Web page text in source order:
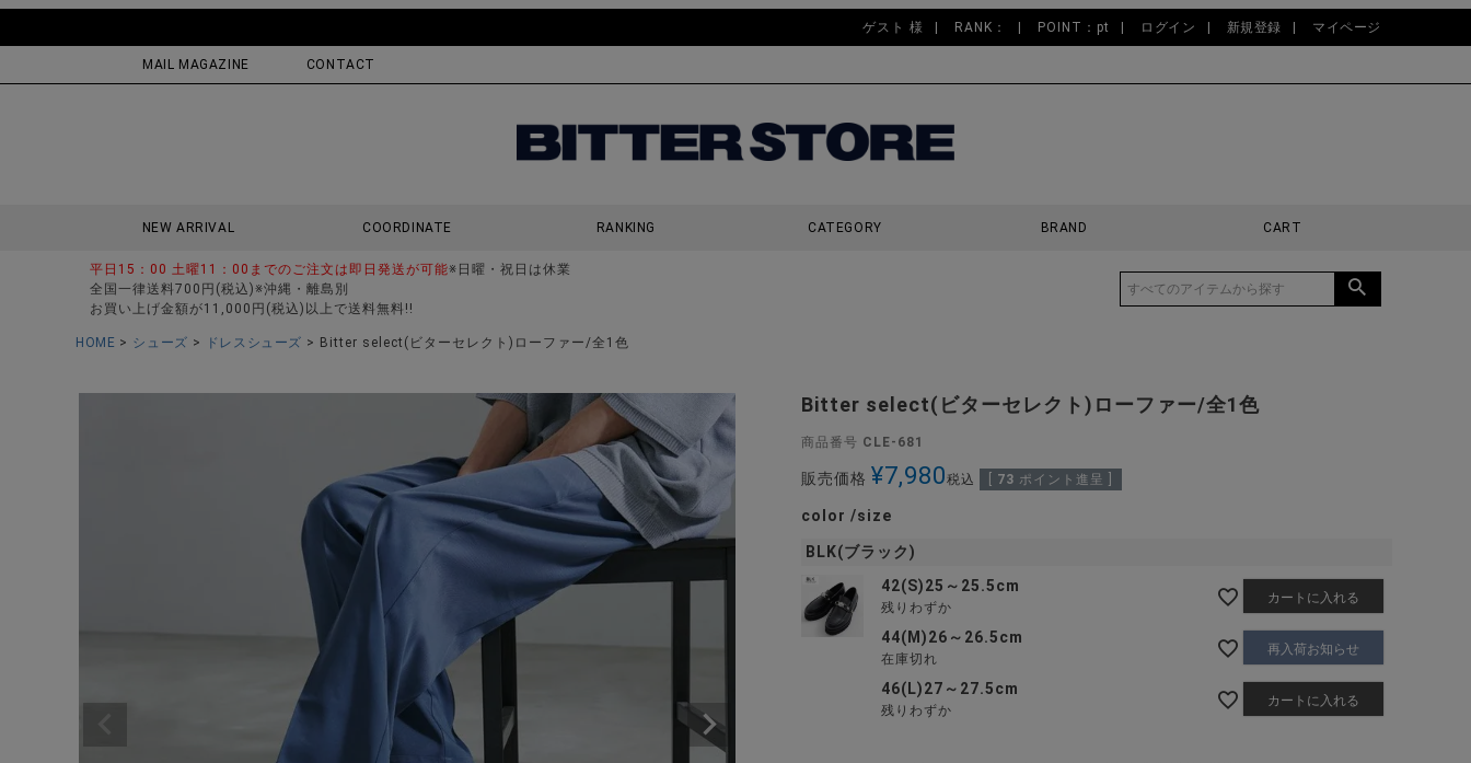
ゲスト 様 RANK： POINT：pt ログイン 新規登録 マイページ
MAIL MAGAZINE CONTACT
NEW ARRIVAL COORDINATE RANKING CATEGORY BRAND CART
平日15：00 土曜11：00までのご注文は即日発送が可能※日曜・祝日は休業
全国一律送料700円(税込)※沖縄・離島別
お買い上げ金額が11,000円(税込)以上で送料無料!!
HOME シューズ ドレスシューズ Bitter select(ビターセレクト)ローファー/全1色
Bitter select(ビターセレクト)ローファー/全1色
商品番号 CLE-681
販売価格 ¥7,980税込 73 ポイント進呈 ]
color size
BLK(ブラック)
42(S)25～25.5cm
残りわずか
カートに入れる
44(M)26～26.5cm
在庫切れ
再入荷お知らせ
46(L)27～27.5cm
残りわずか
カートに入れる